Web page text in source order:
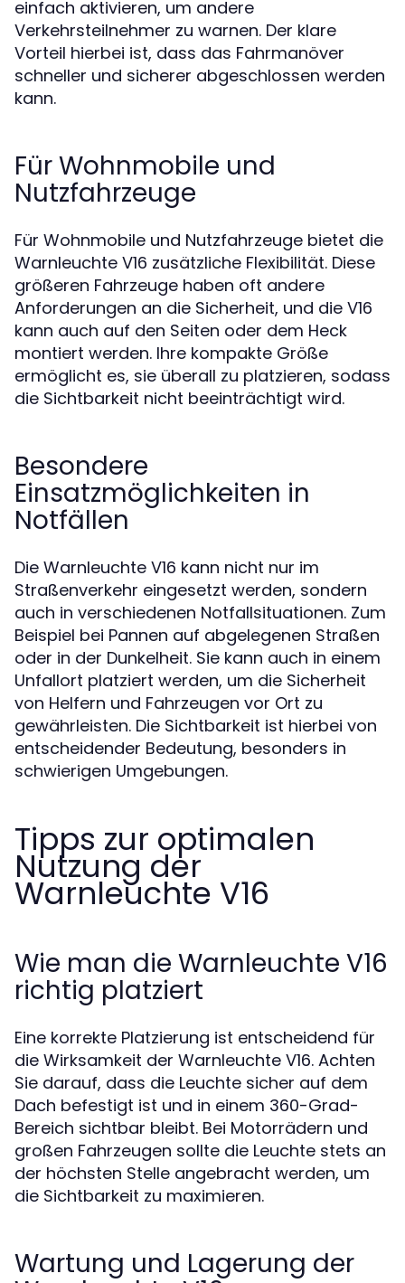
einfach aktivieren, um andere
Verkehrsteilnehmer zu warnen. Der klare
Vorteil hierbei ist, dass das Fahrmanöver
schneller und sicherer abgeschlossen werden
kann.
Für Wohnmobile und
Nutzfahrzeuge
Für Wohnmobile und Nutzfahrzeuge bietet die
Warnleuchte V16 zusätzliche Flexibilität. Diese
größeren Fahrzeuge haben oft andere
Anforderungen an die Sicherheit, und die V16
kann auch auf den Seiten oder dem Heck
montiert werden. Ihre kompakte Größe
ermöglicht es, sie überall zu platzieren, sodass
die Sichtbarkeit nicht beeinträchtigt wird.
Besondere
Einsatzmöglichkeiten in
Notfällen
Die Warnleuchte V16 kann nicht nur im
Straßenverkehr eingesetzt werden, sondern
auch in verschiedenen Notfallsituationen. Zum
Beispiel bei Pannen auf abgelegenen Straßen
oder in der Dunkelheit. Sie kann auch in einem
Unfallort platziert werden, um die Sicherheit
von Helfern und Fahrzeugen vor Ort zu
gewährleisten. Die Sichtbarkeit ist hierbei von
entscheidender Bedeutung, besonders in
schwierigen Umgebungen.
Tipps zur optimalen
Nutzung der
Warnleuchte V16
Wie man die Warnleuchte V16
richtig platziert
Eine korrekte Platzierung ist entscheidend für
die Wirksamkeit der Warnleuchte V16. Achten
Sie darauf, dass die Leuchte sicher auf dem
Dach befestigt ist und in einem 360-Grad-
Bereich sichtbar bleibt. Bei Motorrädern und
großen Fahrzeugen sollte die Leuchte stets an
der höchsten Stelle angebracht werden, um
die Sichtbarkeit zu maximieren.
Wartung und Lagerung der